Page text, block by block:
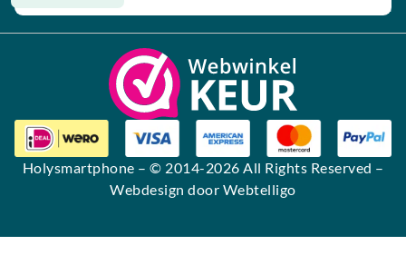
Alternative:
Holysmartphone – © 2014-2026 All Rights Reserved –
Webdesign door Webtelligo